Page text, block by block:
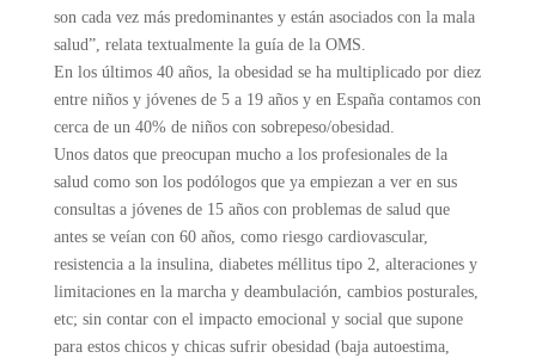
son cada vez más predominantes y están asociados con la mala
salud”, relata textualmente la guía de la OMS.
En los últimos 40 años, la obesidad se ha multiplicado por diez
entre niños y jóvenes de 5 a 19 años y en España contamos con
cerca de un 40% de niños con sobrepeso/obesidad.
Unos datos que preocupan mucho a los profesionales de la
salud como son los podólogos que ya empiezan a ver en sus
consultas a jóvenes de 15 años con problemas de salud que
antes se veían con 60 años, como riesgo cardiovascular,
resistencia a la insulina, diabetes méllitus tipo 2, alteraciones y
limitaciones en la marcha y deambulación, cambios posturales,
etc; sin contar con el impacto emocional y social que supone
para estos chicos y chicas sufrir obesidad (baja autoestima,